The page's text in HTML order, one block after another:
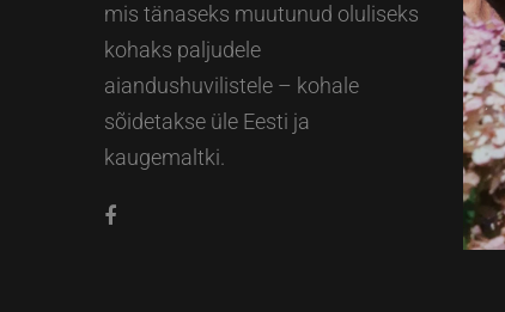
mis tänaseks muutunud oluliseks
kohaks paljudele
aiandushuvilistele – kohale
sõidetakse üle Eesti ja
kaugemaltki.